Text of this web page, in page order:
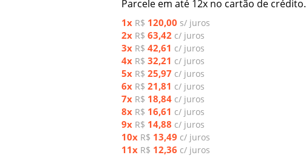
Parcele em até 12x no cartão de crédito.
1x R$ 120,00 s/ juros
2x R$ 63,42 c/ juros
3x R$ 42,61 c/ juros
4x R$ 32,21 c/ juros
5x R$ 25,97 c/ juros
6x R$ 21,81 c/ juros
7x R$ 18,84 c/ juros
8x R$ 16,61 c/ juros
9x R$ 14,88 c/ juros
10x R$ 13,49 c/ juros
11x R$ 12,36 c/ juros